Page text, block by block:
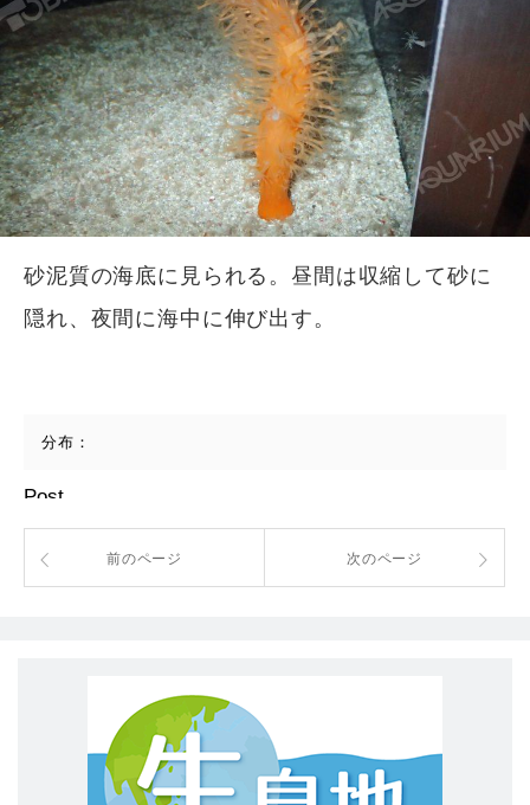
砂泥質の海底に見られる。昼間は収縮して砂に
隠れ、夜間に海中に伸び出す。
分布：
Post
前のページ 次のページ